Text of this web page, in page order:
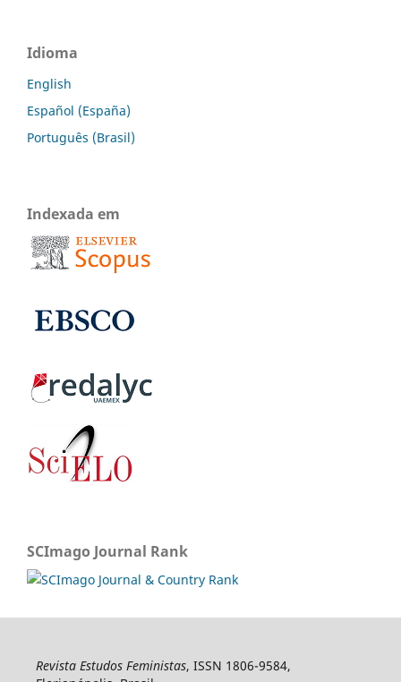
Idioma
English
Español (España)
Português (Brasil)
Indexada em
SCImago Journal Rank
Revista Estudos Feministas, ISSN 1806-9584,